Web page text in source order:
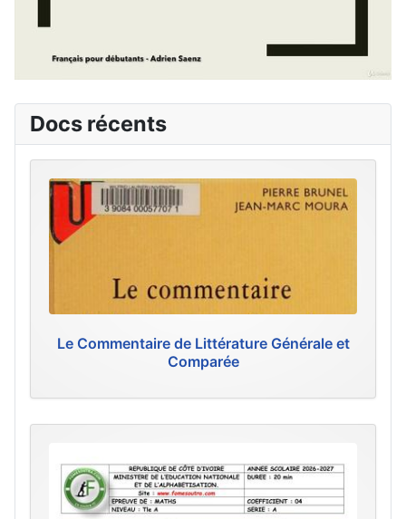
Docs récents
Le Commentaire de Littérature Générale et
Comparée